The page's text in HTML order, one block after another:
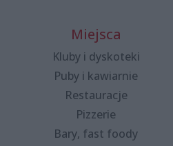
Miejsca
Kluby i dyskoteki
Puby i kawiarnie
Restauracje
Pizzerie
Bary, fast foody